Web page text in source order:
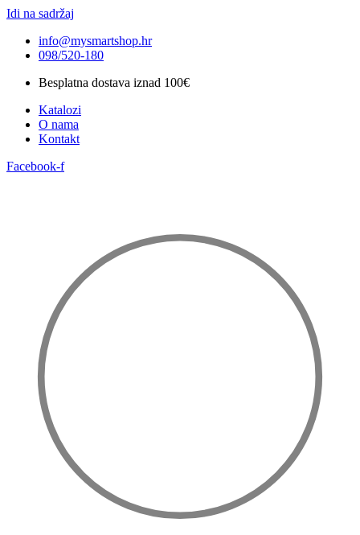
Idi na sadržaj
info@mysmartshop.hr
098/520-180
Besplatna dostava iznad 100€
Katalozi
O nama
Kontakt
Facebook-f